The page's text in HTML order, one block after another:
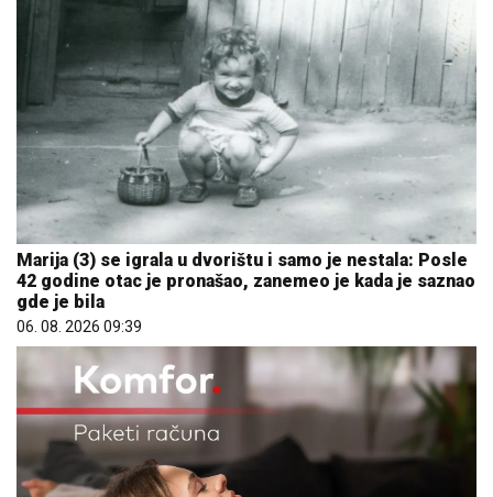
Marija (3) se igrala u dvorištu i samo je nestala: Posle
42 godine otac je pronašao, zanemeo je kada je saznao
gde je bila
06. 08. 2026 09:39